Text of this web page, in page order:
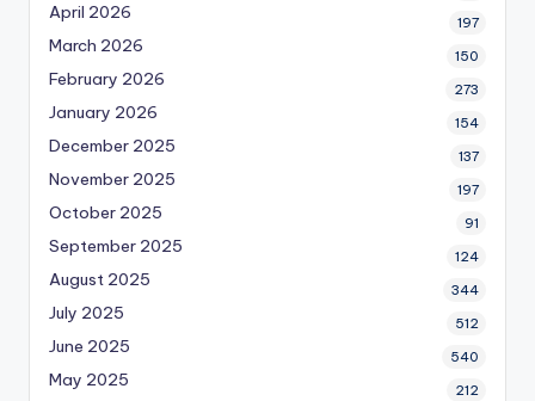
April 2026 197
March 2026 150
February 2026 273
January 2026 154
December 2025 137
November 2025 197
October 2025 91
September 2025 124
August 2025 344
July 2025 512
June 2025 540
May 2025 212